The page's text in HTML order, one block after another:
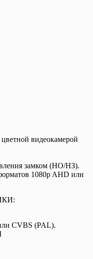
видеокамерой
замком (НО/НЗ).
1080p AHD или
CVBS (PAL).